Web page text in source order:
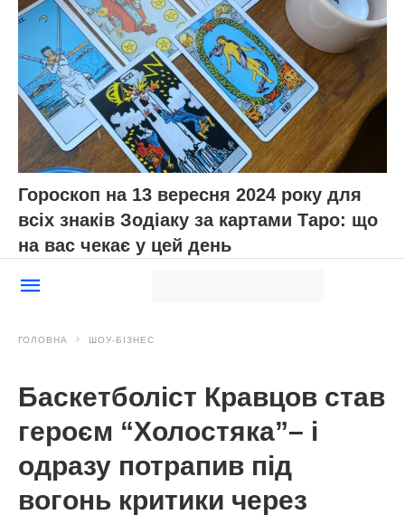
Гороскоп на 13 вересня 2024 року для
всіх знаків Зодіаку за картами Таро: що
на вас чекає у цей день